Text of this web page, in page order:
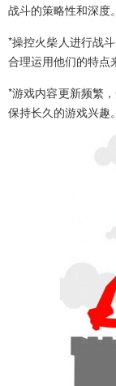
战斗的策略性和深度。
*操控火柴人进行战
合理运用他们的特点
*游戏内容更新频繁
保持长久的游戏兴趣。